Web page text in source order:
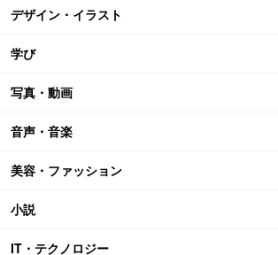
デザイン・イラスト
学び
写真・動画
音声・音楽
美容・ファッション
小説
IT・テクノロジー